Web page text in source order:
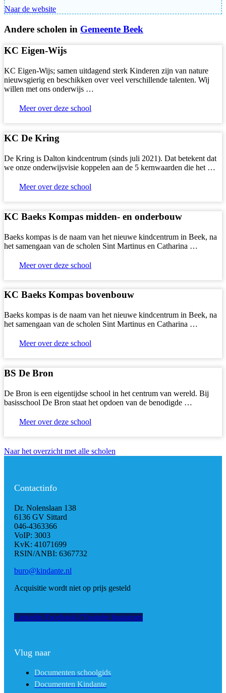
Naar de website
Andere scholen in Gemeente Beek
KC Eigen-Wijs
KC Eigen-Wijs; samen uitdagend sterk Kinderen zijn van nature
nieuwsgierig en beschikken over veel verschillende talenten. Wij
willen met ons onderwijs …
Meer over deze school
KC De Kring
De Kring is Dalton kindcentrum (sinds juli 2021). Dat betekent dat
we onze onderwijsvisie koppelen aan de 5 kernwaarden die het …
Meer over deze school
KC Baeks Kompas midden- en onderbouw
Baeks kompas is de naam van het nieuwe kindcentrum in Beek, na
het samengaan van de scholen Sint Martinus en Catharina …
Meer over deze school
KC Baeks Kompas bovenbouw
Baeks kompas is de naam van het nieuwe kindcentrum in Beek, na
het samengaan van de scholen Sint Martinus en Catharina …
Meer over deze school
BS De Bron
De Bron is een eigentijdse school in het centrum van wereld. Bij
basisschool De Bron staat het opdoen van de benodigde …
Meer over deze school
Naar het overzicht met alle scholen
Contactinfo
Dr. Nolenslaan 138
6136 GV Sittard
046-4363366
VoIP: 3003
KvK: 41071699
RSIN/ANBI: 6367732
buro@kindante.nl
Acquisitie wordt niet op prijs gesteld
Linkedin Facebook-fYoutube Instagram
Vlug naar
Documenten schoolgids
Documenten Kindante